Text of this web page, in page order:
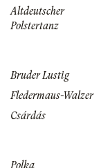
Altdeutscher
Polstertanz
Bruder Lustig
Fledermaus-Walzer
Csárdás
Polka